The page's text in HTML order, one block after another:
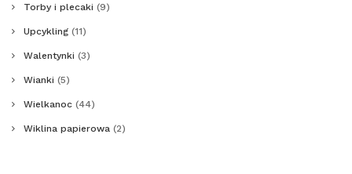
Torby i plecaki (9)
Upcykling (11)
Walentynki (3)
Wianki (5)
Wielkanoc (44)
Wiklina papierowa (2)